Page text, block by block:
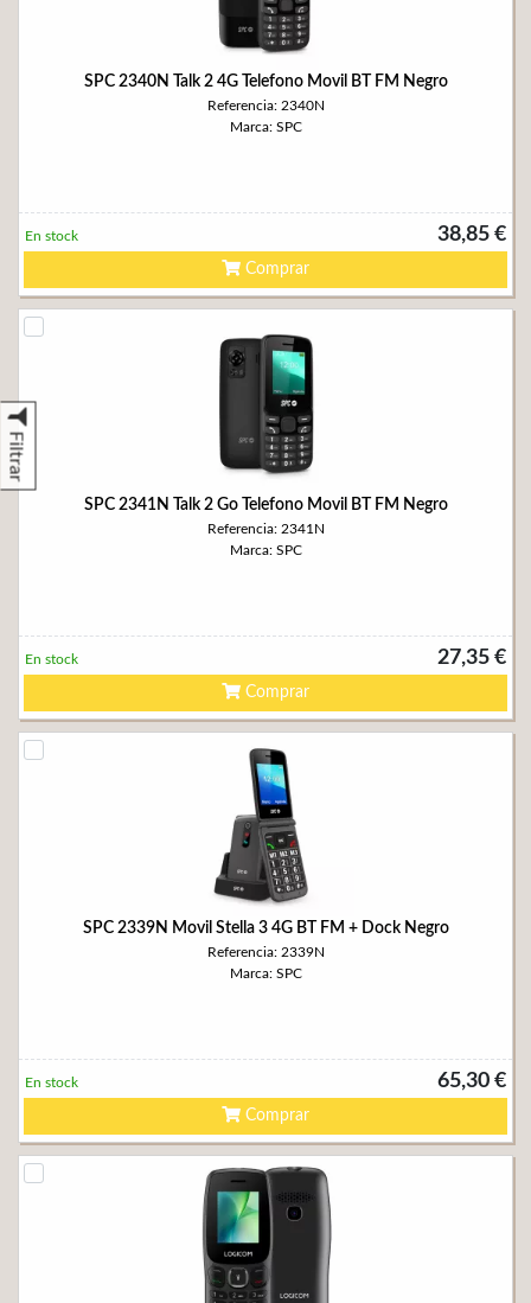
Filtrar
SPC 2340N Talk 2 4G Telefono Movil BT FM Negro
Referencia: 2340N
Marca: SPC
38,85 €
En stock
Comprar
SPC 2341N Talk 2 Go Telefono Movil BT FM Negro
Referencia: 2341N
Marca: SPC
27,35 €
En stock
Comprar
SPC 2339N Movil Stella 3 4G BT FM + Dock Negro
Referencia: 2339N
Marca: SPC
65,30 €
En stock
Comprar